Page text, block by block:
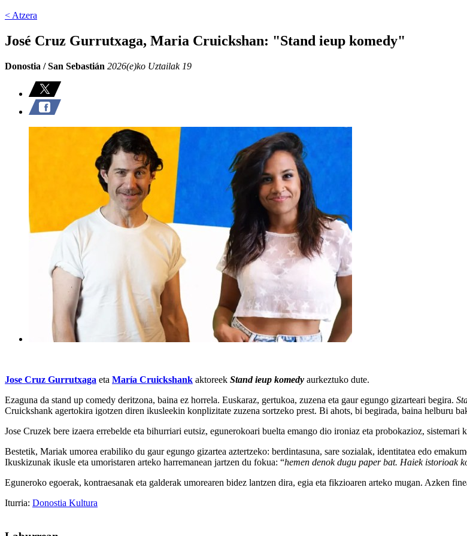
< Atzera
José Cruz Gurrutxaga, Maria Cruickshan: "Stand ieup komedy"
Donostia / San Sebastián 2026(e)ko Uztailak 19
Jose Cruz Gurrutxaga eta María Cruickshank aktoreek Stand ieup komedy aurkeztuko dute.
Ezaguna da stand up comedy deritzona, baina ez horrela. Euskaraz, gertukoa, zuzena eta gaur egungo gizarteari begira.
Cruickshank agertokira igotzen diren ikusleekin konplizitate zuzena sortzeko prest. Bi ahots, bi begirada, baina helburu
Jose Cruzek bere izaera errebelde eta bihurriari eutsiz, egunerokoari buelta emango dio ironiaz eta probokazioz, sistemari
Bestetik, Mariak umorea erabiliko du gaur egungo gizartea aztertzeko: berdintasuna, sare sozialak, identitatea edo
Ikuskizunak ikusle eta umoristaren arteko harremanean jartzen du fokua: “hemen denok dugu paper bat. Haiek istorioak
Eguneroko egoerak, kontraesanak eta galderak umorearen bidez lantzen dira, egia eta fikzioaren arteko mugan. Azken
Iturria: Donostia Kultura